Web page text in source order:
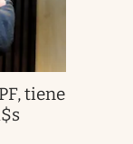
tiene